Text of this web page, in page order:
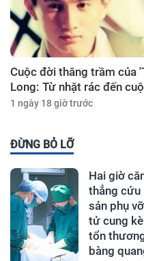
Cuộc đời thăng trầm của
Long: Từ nhặt rác đến
1 ngày 18 giờ trước
ĐỪNG BỎ LỠ
Hai giờ
thẳng cứu
sản phụ vỡ
tử cung
tổn
bàng